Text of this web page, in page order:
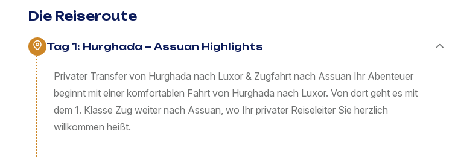
Die Reiseroute
Tag 1: Hurghada – Assuan Highlights
Privater Transfer von Hurghada nach Luxor & Zugfahrt nach Assuan Ihr Abenteuer
beginnt mit einer komfortablen Fahrt von Hurghada nach Luxor. Von dort geht es mit
dem 1. Klasse Zug weiter nach Assuan, wo Ihr privater Reiseleiter Sie herzlich
willkommen heißt.